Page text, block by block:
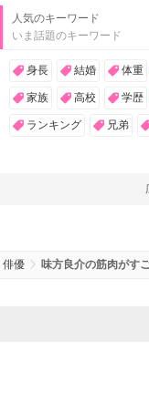
人気のキーワード
いま話題のキーワード
身長 結婚 体重
家族 高校 学歴
ランキング 兄弟
俳優 味方良介の筋肉がす